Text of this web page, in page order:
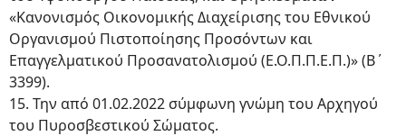
«Κανονισμός Οικονομικής Διαχείρισης του Εθνικού
Οργανισμού Πιστοποίησης Προσόντων και
Επαγγελματικού Προσανατολισμού (Ε.Ο.Π.Π.Ε.Π.)» (Β΄
3399).
15. Την από 01.02.2022 σύμφωνη γνώμη του Αρχηγού
του Πυροσβεστικού Σώματος.